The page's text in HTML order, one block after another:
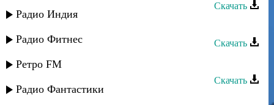
Радио Индия
Радио Фитнес
Ретро FM
Радио Фантастики
Скачать
Скачать
Ватан группа - Замира
Скачать
Сувар группа - КIанда лугьуз